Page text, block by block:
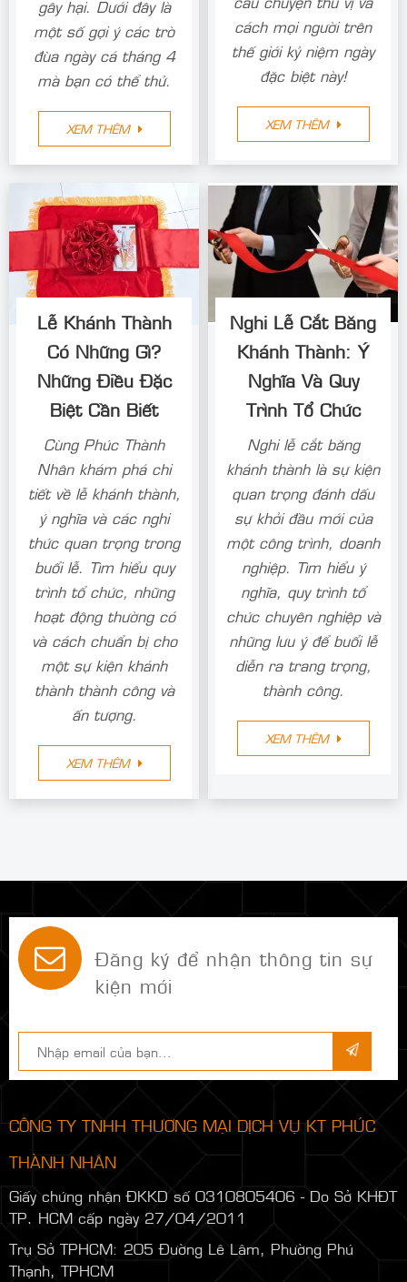
gây hại. Dưới đây là
một số gợi ý các trò
đùa ngày cá tháng 4
mà bạn có thể thử.
XEM THÊM
cách mọi người trên
thế giới kỷ niệm ngày
đặc biệt này!
XEM THÊM
Lễ Khánh Thành
Có Những Gì?
Những Điều Đặc
Biệt Cần Biết
Cùng Phúc Thành
Nhân khám phá chi
tiết về lễ khánh thành,
ý nghĩa và các nghi
thức quan trọng trong
buổi lễ. Tìm hiểu quy
trình tổ chức, những
hoạt động thường có
và cách chuẩn bị cho
một sự kiện khánh
thành thành công và
ấn tượng.
XEM THÊM
Nghi Lễ Cắt Băng
Khánh Thành: Ý
Nghĩa Và Quy
Trình Tổ Chức
Nghi lễ cắt băng
khánh thành là sự kiện
quan trọng đánh dấu
sự khởi đầu mới của
một công trình, doanh
nghiệp. Tìm hiểu ý
nghĩa, quy trình tổ
chức chuyên nghiệp và
những lưu ý để buổi lễ
diễn ra trang trọng,
thành công.
XEM THÊM
Đăng ký để nhận thông tin sự
kiện mới
CÔNG TY TNHH THƯƠNG MẠI DỊCH VỤ KT PHÚC
THÀNH NHÂN
Giấy chứng nhận ĐKKD số 0310805406 - Do Sở KHĐT
TP. HCM cấp ngày 27/04/2011
Trụ Sở TPHCM: 205 Đường Lê Lâm, Phường Phú
Thạnh, TPHCM